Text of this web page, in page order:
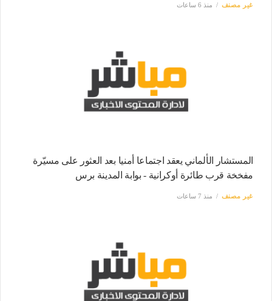
غير مصنف منذ 6 ساعات
المستشار الألماني يعقد اجتماعا أمنيا بعد العثور على مسيّرة
مفخخة قرب طائرة أوكرانية - بوابة المدينة برس
غير مصنف منذ 7 ساعات